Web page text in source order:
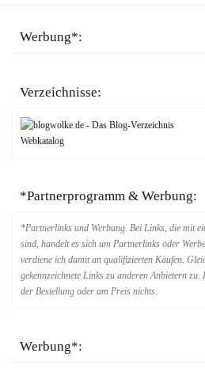
Werbung*:
Verzeichnisse:
Webkatalog
*Partnerprogramm & Werbung:
*Partnerlinks und Werbung. Bei Links, die mit
sind, handelt es sich um Partnerlinks oder
verdiene ich damit an qualifizierten Käufen.
gekennzeichnete Links zu anderen Anbietern
der Bestellung oder am Preis nichts.
Werbung*: